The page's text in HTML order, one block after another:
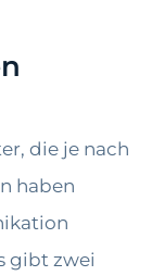
die je nach
haben
gibt zwei